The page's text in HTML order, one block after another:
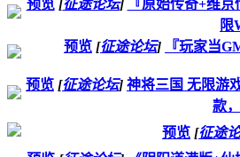
预览 [征途论坛]
『原始传奇+维
限
预览 [征途论坛] 『玩家当
预览 [征途论坛] 神将三国 无限游
款
预览 [征途